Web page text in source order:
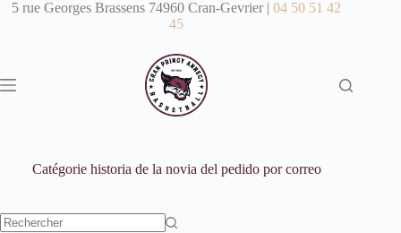
Passer
5 rue Georges Brassens 74960 Cran-Gevrier |04 50 51 42
45
Catégoriehistoria de la novia del pedido por correo